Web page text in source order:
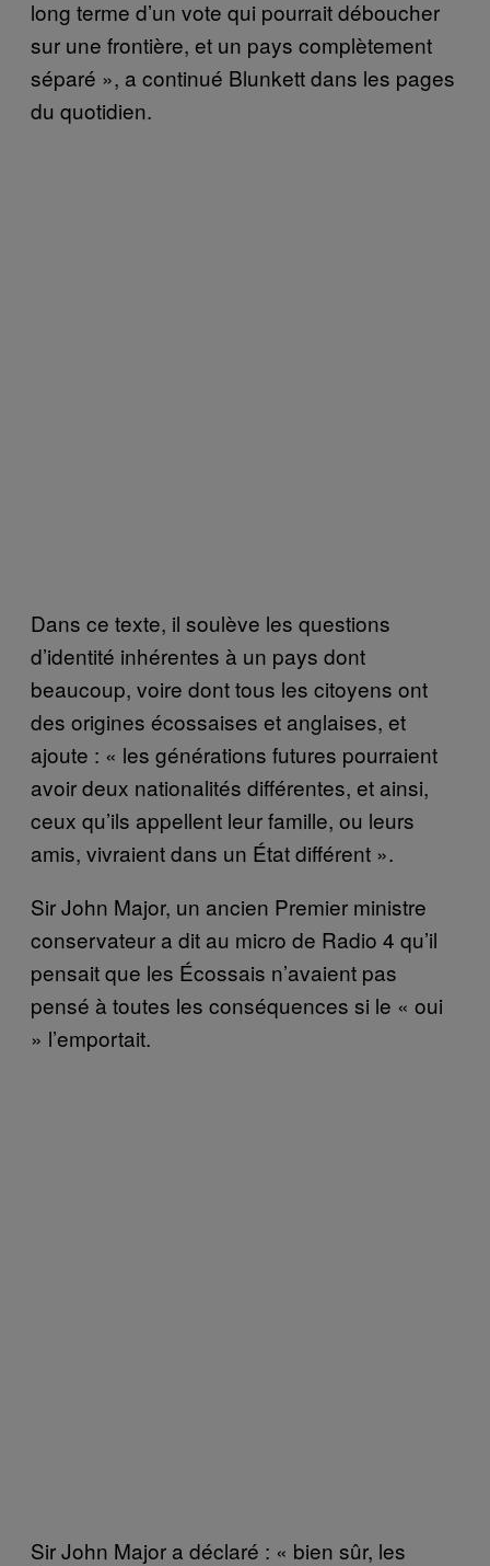
long terme d’un vote qui pourrait déboucher
sur une frontière, et un pays complètement
séparé », a continué Blunkett dans les pages
du quotidien.
Dans ce texte, il soulève les questions
d’identité inhérentes à un pays dont
beaucoup, voire dont tous les citoyens ont
des origines écossaises et anglaises, et
ajoute : « les générations futures pourraient
avoir deux nationalités différentes, et ainsi,
ceux qu’ils appellent leur famille, ou leurs
amis, vivraient dans un État différent ».
Sir John Major, un ancien Premier ministre
conservateur a dit au micro de Radio 4 qu’il
pensait que les Écossais n’avaient pas
pensé à toutes les conséquences si le « oui
» l’emportait.
Sir John Major a déclaré : « bien sûr, les